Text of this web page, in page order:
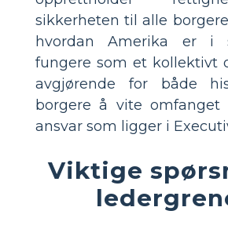
sikkerheten til alle
hvordan Amerika er
fungere som et kollektivt
avgjørende for både
borgere å vite
ansvar som ligger i
Viktige